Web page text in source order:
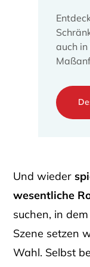
auch
Und wieder
wesentliche
suchen, in
Szene setzen
Wahl. Selbst